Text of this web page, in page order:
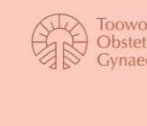
content